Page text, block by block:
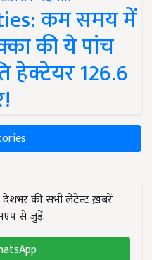
कम समय में
की ये पांच
हेक्टेयर 126.6
देशभर की सभी लेटेस्ट ख़बरें
से जुड़ें.